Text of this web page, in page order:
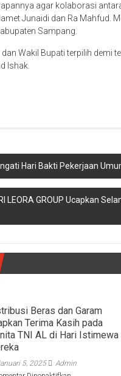
agar kolaborasi
Junaidi dan Ra Mahfud.
Sampang.
Wakil Bupati terpilih demi
Ishak.
Hari Bakti Pekerjaan
LEORA GROUP Ucapkan
Beras dan Garam
Terima Kasih pada
TNI AL di Hari Istimewa
5, 2025
Admin